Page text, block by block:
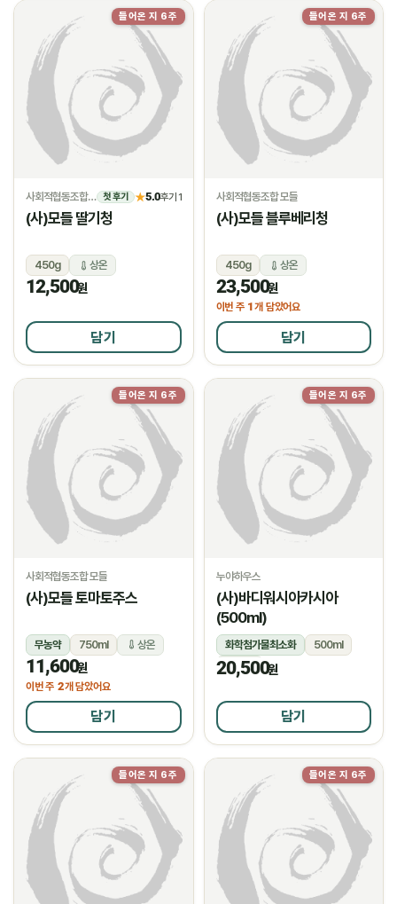
들어온 지 6주
사회적협동조합 모들 첫 후기 ★5.0후기 1
(사)모들 딸기청
450g 상온
12,500원
담기
들어온 지 6주
사회적협동조합 모들
(사)모들 블루베리청
450g 상온
23,500원
이번 주 1개 담았어요
담기
들어온 지 6주
사회적협동조합 모들
(사)모들 토마토주스
무농약 750ml 상온
11,600원
이번 주 2개 담았어요
담기
들어온 지 6주
누야하우스
(사)바디워시아카시아
(500ml)
화학첨가물최소화
500ml
상온
20,500원
담기
들어온 지 6주 들어온 지 6주